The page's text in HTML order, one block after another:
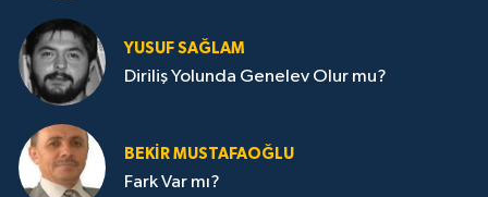
YUSUF SAĞLAM
Diriliş Yolunda Genelev Olur mu?
BEKIR MUSTAFAOĞLU
Fark Var mı?